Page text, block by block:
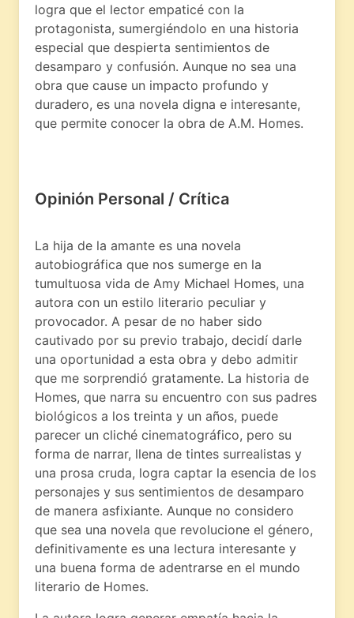
logra que el lector empaticé con la
protagonista, sumergiéndolo en una historia
especial que despierta sentimientos de
desamparo y confusión. Aunque no sea una
obra que cause un impacto profundo y
duradero, es una novela digna e interesante,
que permite conocer la obra de A.M. Homes.
Opinión Personal / Crítica
La hija de la amante es una novela
autobiográfica que nos sumerge en la
tumultuosa vida de Amy Michael Homes, una
autora con un estilo literario peculiar y
provocador. A pesar de no haber sido
cautivado por su previo trabajo, decidí darle
una oportunidad a esta obra y debo admitir
que me sorprendió gratamente. La historia de
Homes, que narra su encuentro con sus padres
biológicos a los treinta y un años, puede
parecer un cliché cinematográfico, pero su
forma de narrar, llena de tintes surrealistas y
una prosa cruda, logra captar la esencia de los
personajes y sus sentimientos de desamparo
de manera asfixiante. Aunque no considero
que sea una novela que revolucione el género,
definitivamente es una lectura interesante y
una buena forma de adentrarse en el mundo
literario de Homes.